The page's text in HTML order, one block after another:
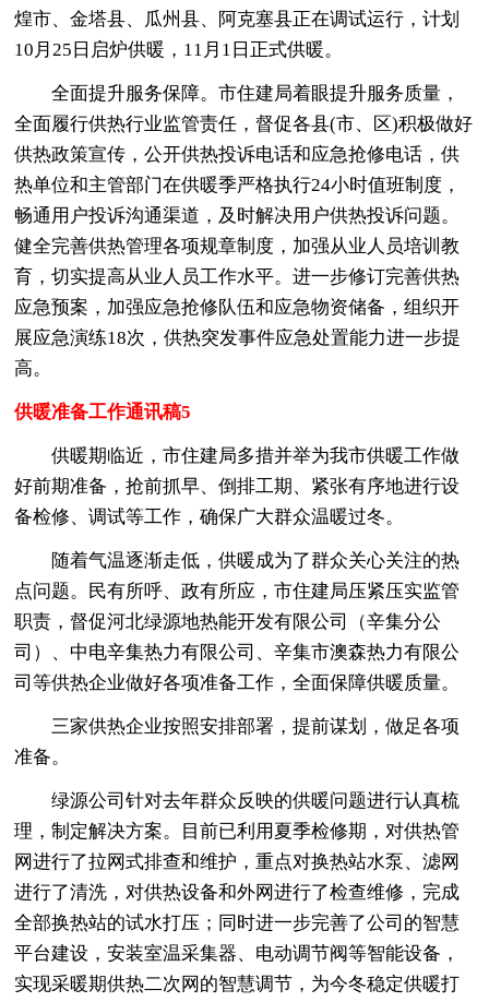
煌市、金塔县、瓜州县、阿克塞县正在调试运行，计划
10月25日启炉供暖，11月1日正式供暖。
全面提升服务保障。市住建局着眼提升服务质量，
全面履行供热行业监管责任，督促各县(市、区)积极做好
供热政策宣传，公开供热投诉电话和应急抢修电话，供
热单位和主管部门在供暖季严格执行24小时值班制度，
畅通用户投诉沟通渠道，及时解决用户供热投诉问题。
健全完善供热管理各项规章制度，加强从业人员培训教
育，切实提高从业人员工作水平。进一步修订完善供热
应急预案，加强应急抢修队伍和应急物资储备，组织开
展应急演练18次，供热突发事件应急处置能力进一步提
高。
供暖准备工作通讯稿5
供暖期临近，市住建局多措并举为我市供暖工作做
好前期准备，抢前抓早、倒排工期、紧张有序地进行设
备检修、调试等工作，确保广大群众温暖过冬。
随着气温逐渐走低，供暖成为了群众关心关注的热
点问题。民有所呼、政有所应，市住建局压紧压实监管
职责，督促河北绿源地热能开发有限公司（辛集分公
司）、中电辛集热力有限公司、辛集市澳森热力有限公
司等供热企业做好各项准备工作，全面保障供暖质量。
三家供热企业按照安排部署，提前谋划，做足各项
准备。
绿源公司针对去年群众反映的供暖问题进行认真梳
理，制定解决方案。目前已利用夏季检修期，对供热管
网进行了拉网式排查和维护，重点对换热站水泵、滤网
进行了清洗，对供热设备和外网进行了检查维修，完成
全部换热站的试水打压；同时进一步完善了公司的智慧
平台建设，安装室温采集器、电动调节阀等智能设备，
实现采暖期供热二次网的智慧调节，为今冬稳定供暖打